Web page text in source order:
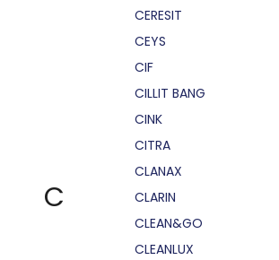
C
CERESIT
CEYS
CIF
CILLIT BANG
CINK
CITRA
CLANAX
CLARIN
CLEAN&GO
CLEANLUX